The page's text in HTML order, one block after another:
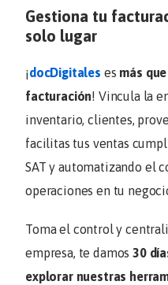
Gestiona tu
solo lugar
¡docDigitales es más
facturación! Vincula la
inventario, clientes,
facilitas tus ventas
SAT y automatizando el
operaciones en tu
Toma el control y
empresa, te damos30
explorar nuestras